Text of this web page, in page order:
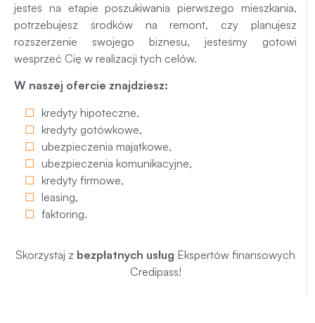
jesteś na etapie poszukiwania pierwszego mieszkania,
potrzebujesz środków na remont, czy planujesz
rozszerzenie swojego biznesu, jesteśmy gotowi
wesprzeć Cię w realizacji tych celów.
W naszej ofercie znajdziesz:
kredyty hipoteczne,
kredyty gotówkowe,
ubezpieczenia majątkowe,
ubezpieczenia komunikacyjne,
kredyty firmowe,
leasing,
faktoring.
Skorzystaj z bezpłatnych usług Ekspertów finansowych
Credipass!